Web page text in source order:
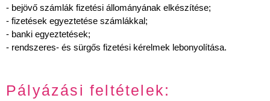
- bejövő számlák fizetési állományának elkészítése;
- fizetések egyeztetése számlákkal;
- banki egyeztetések;
- rendszeres- és sürgős fizetési kérelmek lebonyolítása.
Pályázási feltételek: